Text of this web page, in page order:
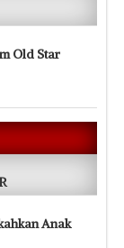
Old Star
Anak